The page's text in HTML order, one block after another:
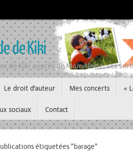
de Kiki
de Kiki auprès de Momiflette, ses
Le droit d’auteur Mes concerts «
sociaux Contact
étiquetées "barage"